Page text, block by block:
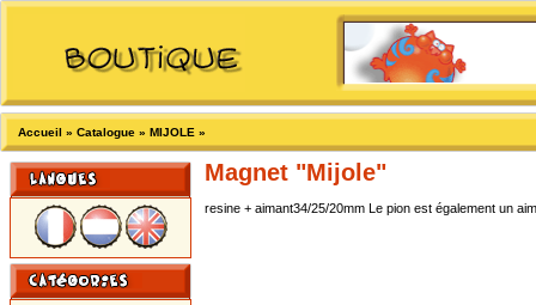
Accueil » Catalogue » MIJOLE »
Magnet "Mijole"
resine + aimant34/25/20mm Le pion est également un